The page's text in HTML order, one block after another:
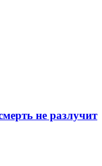
не разлучит